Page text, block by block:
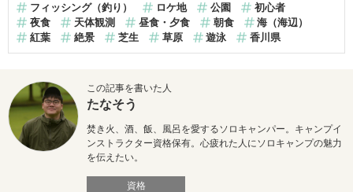
フィッシング（釣り）
ロケ地 公園
初心者
夜食
天体観測 昼食・夕食 朝食
海（海辺）
紅葉
絶景 芝生 草原 遊泳 香川県
この記事を書いた人
たなそう
焚き火、酒、飯、風呂を愛するソロキャンパー。キャンプイ
ンストラクター資格保有。心疲れた人にソロキャンプの魅力
を伝えたい。
資格